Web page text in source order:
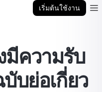
เริ่มต้นใช้งาน
มีความรับ
บย่อเกี่ยว